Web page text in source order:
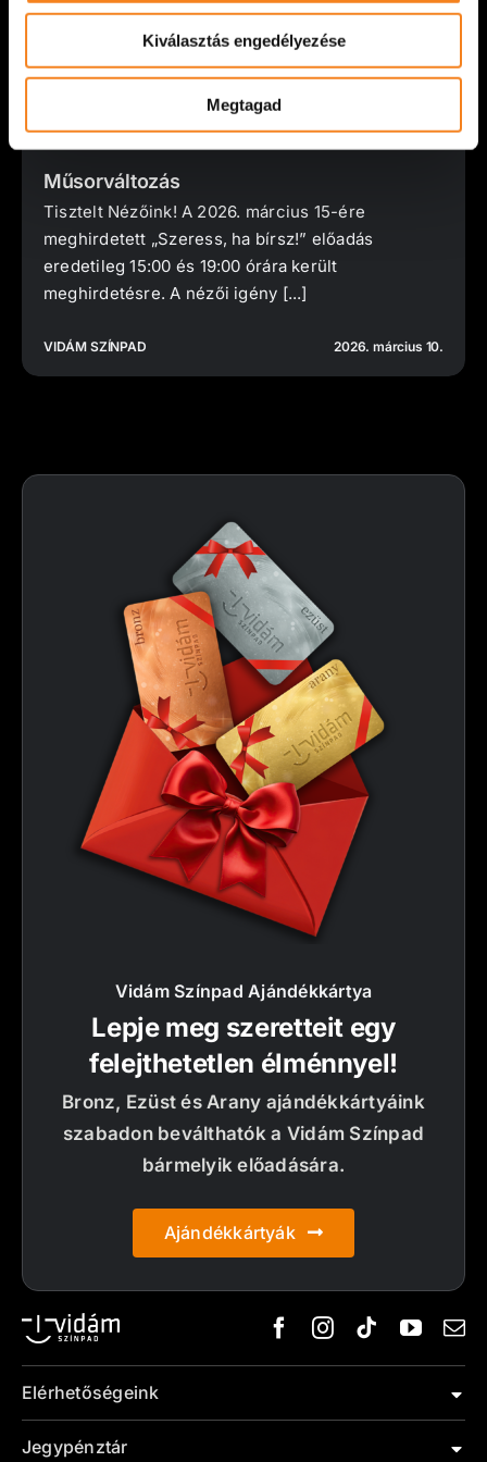
Kiválasztás engedélyezése
Megtagad
Műsorváltozás
Tisztelt Nézőink! A 2026. március 15-ére
meghirdetett „Szeress, ha bírsz!” előadás
eredetileg 15:00 és 19:00 órára került
meghirdetésre. A nézői igény [...]
VIDÁM SZÍNPAD 2026. március 10.
Elérhetőségeink
Jegypénztár
Vidám Színpad Ajándékkártya
Lepje meg szeretteit egy
felejthetetlen élménnyel!
Bronz, Ezüst és Arany ajándékkártyáink
szabadon beválthatók a Vidám Színpad
bármelyik előadására.
Ajándékkártyák